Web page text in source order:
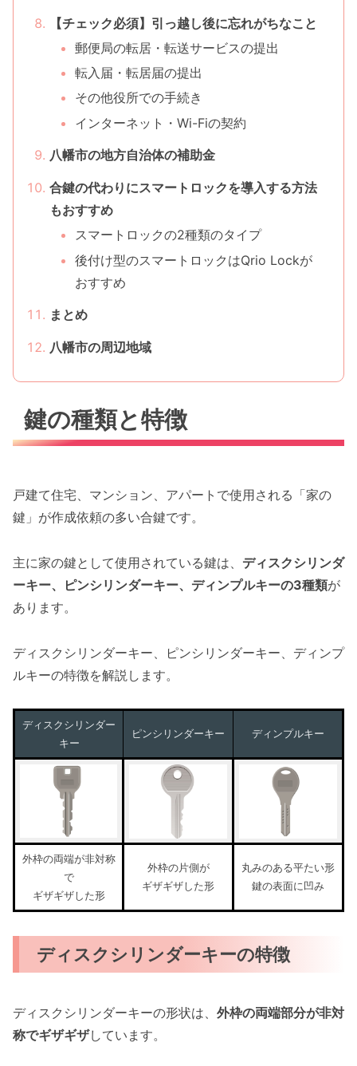
【チェック必須】引っ越し後に忘れがちなこと
郵便局の転居・転送サービスの提出
転入届・転居届の提出
その他役所での手続き
インターネット・Wi-Fiの契約
八幡市の地方自治体の補助金
合鍵の代わりにスマートロックを導入する方法
もおすすめ
スマートロックの2種類のタイプ
後付け型のスマートロックはQrio Lockが
おすすめ
まとめ
八幡市の周辺地域
鍵の種類と特徴
戸建て住宅、マンション、アパートで使用される「家の
鍵」が作成依頼の多い合鍵です。
主に家の鍵として使用されている鍵は、 ディスクシリンダ
ーキー、ピンシリンダーキー、ディンプルキーの3種類が
あります。
ディスクシリンダーキー、ピンシリンダーキー、ディンプ
ルキーの特徴を解説します。
ディスクシリンダー
キー
ピンシリンダーキー ディンプルキー
外枠の両端が非対称
で
ギザギザした形
外枠の片側が
ギザギザした形
丸みのある平たい形
鍵の表面に凹み
ディスクシリンダーキーの特徴
ディスクシリンダーキーの形状は、 外枠の両端部分が非対
称でギザギザしています。